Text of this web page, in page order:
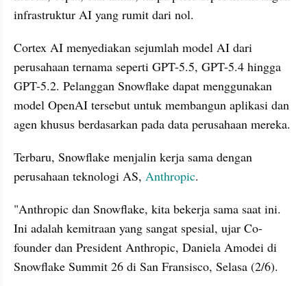
infrastruktur AI yang rumit dari nol.
Cortex AI menyediakan sejumlah model AI dari
perusahaan ternama seperti GPT-5.5, GPT-5.4 hingga
GPT-5.2. Pelanggan Snowflake dapat menggunakan
model OpenAI tersebut untuk membangun aplikasi dan
agen khusus berdasarkan pada data perusahaan mereka.
Terbaru, Snowflake menjalin kerja sama dengan
perusahaan teknologi AS, Anthropic.
"Anthropic dan Snowflake, kita bekerja sama saat ini.
Ini adalah kemitraan yang sangat spesial, ujar Co-
founder dan President Anthropic, Daniela Amodei di
Snowflake Summit 26 di San Fransisco, Selasa (2/6).